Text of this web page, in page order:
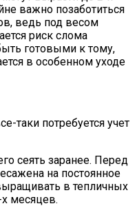
важно позаботиться
ведь под весом
риск слома
готовыми к тому,
в особенном уходе
таки потребуется учет
сеять заранее. Перед
на постоянное
в тепличных
месяцев.